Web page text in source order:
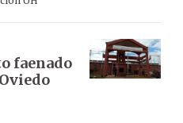
faenado